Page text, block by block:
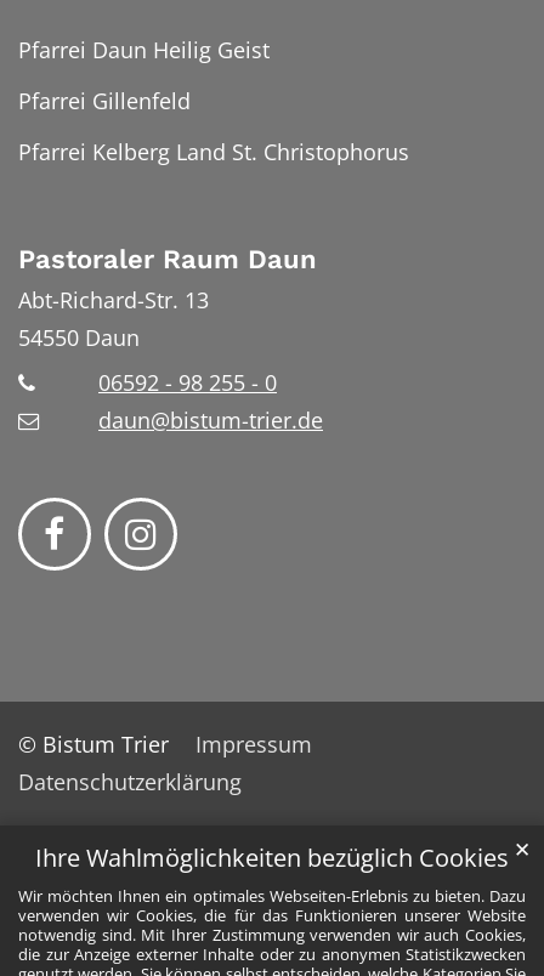
Ihre Wahlmöglichkeiten bezüglich Cookies
Wir möchten Ihnen ein optimales Webseiten-Erlebnis zu bieten. Dazu
verwenden wir Cookies, die für das Funktionieren unserer Website
notwendig sind. Mit Ihrer Zustimmung verwenden wir auch Cookies,
die zur Anzeige externer Inhalte oder zu anonymen Statistikzwecken
✕
Pfarrei Daun Heilig Geist
Pfarrei Gillenfeld
Pfarrei Kelberg Land St. Christophorus
Pastoraler Raum Daun
Abt-Richard-Str. 13
54550 Daun
06592 - 98 255 - 0
daun@bistum-trier.de
© Bistum Trier
Impressum
Datenschutzerklärung